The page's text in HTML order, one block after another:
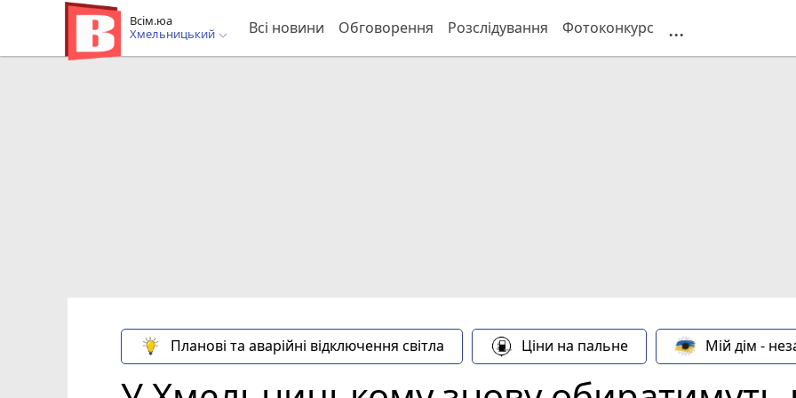
Всім.юа
Хмельницький
Всі новини Обговорення Розслідування Фотоконкурс ...
Планові та аварійні відключення світла Ціни на пальне Мій дім -